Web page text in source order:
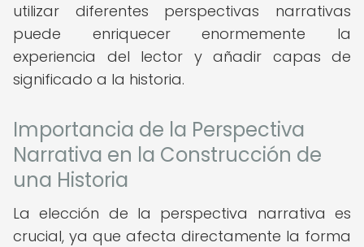
utilizar diferentes perspectivas narrativas
puede enriquecer enormemente la
experiencia del lector y añadir capas de
significado a la historia.
Importancia de la Perspectiva
Narrativa en la Construcción de
una Historia
La elección de la perspectiva narrativa es
crucial, ya que afecta directamente la forma